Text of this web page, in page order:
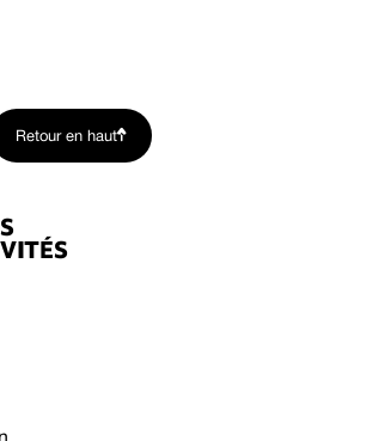
Retour en haut